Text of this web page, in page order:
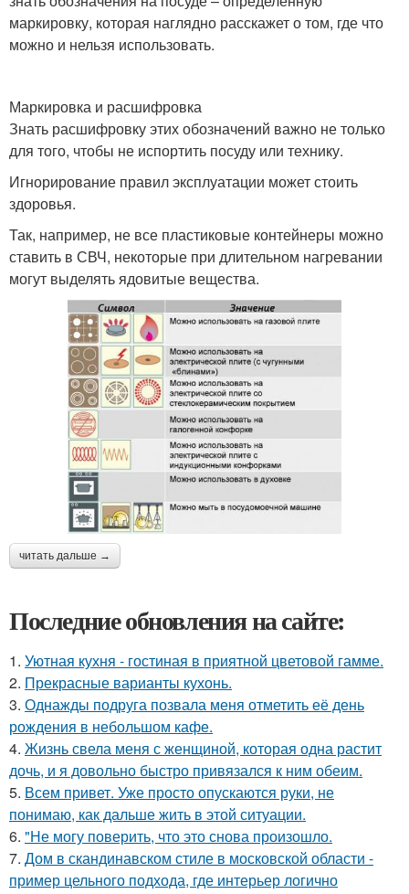
маркировку, которая наглядно расскажет о том, где что
можно и нельзя использовать.
Маркировка и расшифровка
Знать расшифровку этих обозначений важно не только
для того, чтобы не испортить посуду или технику.
Игнорирование правил эксплуатации может стоить
здоровья.
Так, например, не все пластиковые контейнеры можно
ставить в СВЧ, некоторые при длительном нагревании
могут выделять ядовитые вещества.
читать дальше →
Последние обновления на сайте:
1. Уютная кухня - гостиная в приятной цветовой гамме.
2. Прекрасные варианты кухонь.
3. Однажды подруга позвала меня отметить её день
рождения в небольшом кафе.
4. Жизнь свела меня с женщиной, которая одна растит
дочь, и я довольно быстро привязался к ним обеим.
5. Всем привет. Уже просто опускаются руки, не
понимаю, как дальше жить в этой ситуации.
6. "Не могу поверить, что это снова произошло.
7. Дом в скандинавском стиле в московской области -
пример цельного подхода, где интерьер логично